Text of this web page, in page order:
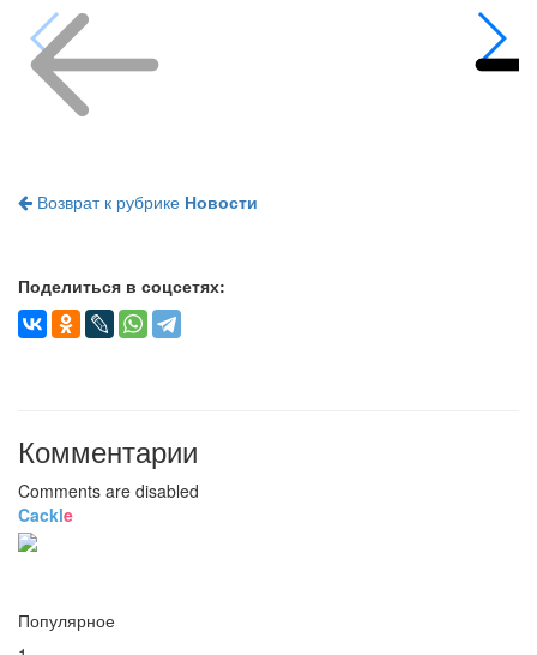
Возврат к рубрике Новости
Поделиться в соцсетях:
Комментарии
Comments are disabled
Cackle
Популярное